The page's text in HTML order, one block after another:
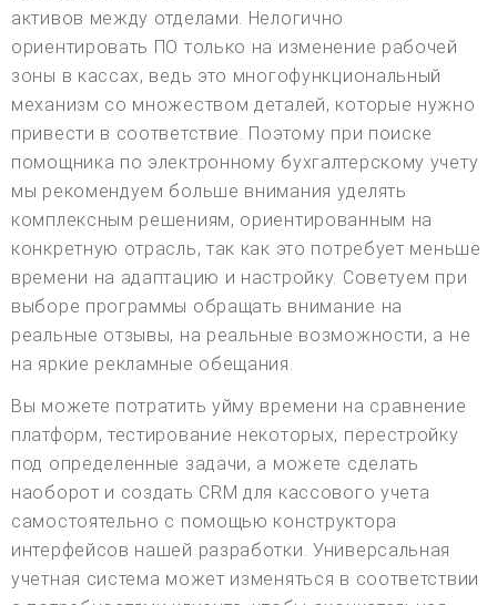
активов между отделами. Нелогично
ориентировать ПО только на изменение рабочей
зоны в кассах, ведь это многофункциональный
механизм со множеством деталей, которые нужно
привести в соответствие. Поэтому при поиске
помощника по электронному бухгалтерскому учету
мы рекомендуем больше внимания уделять
комплексным решениям, ориентированным на
конкретную отрасль, так как это потребует меньше
времени на адаптацию и настройку. Советуем при
выборе программы обращать внимание на
реальные отзывы, на реальные возможности, а не
на яркие рекламные обещания.
Вы можете потратить уйму времени на сравнение
платформ, тестирование некоторых, перестройку
под определенные задачи, а можете сделать
наоборот и создать CRM для кассового учета
самостоятельно с помощью конструктора
интерфейсов нашей разработки. Универсальная
учетная система может изменяться в соответствии